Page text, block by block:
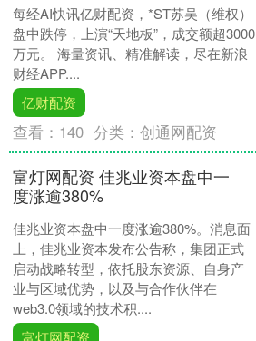
每经AI快讯亿财配资，*ST苏吴（维权）
盘中跌停，上演“天地板”，成交额超3000
万元。 海量资讯、精准解读，尽在新浪
财经APP....
亿财配资
查看： 140 分类：创通网配资
富灯网配资 佳兆业资本盘中一
度涨逾380%
佳兆业资本盘中一度涨逾380%。消息面
上，佳兆业资本发布公告称，集团正式
启动战略转型，依托股东资源、自身产
业与区域优势，以及与合作伙伴在
web3.0领域的技术积....
富灯网配资